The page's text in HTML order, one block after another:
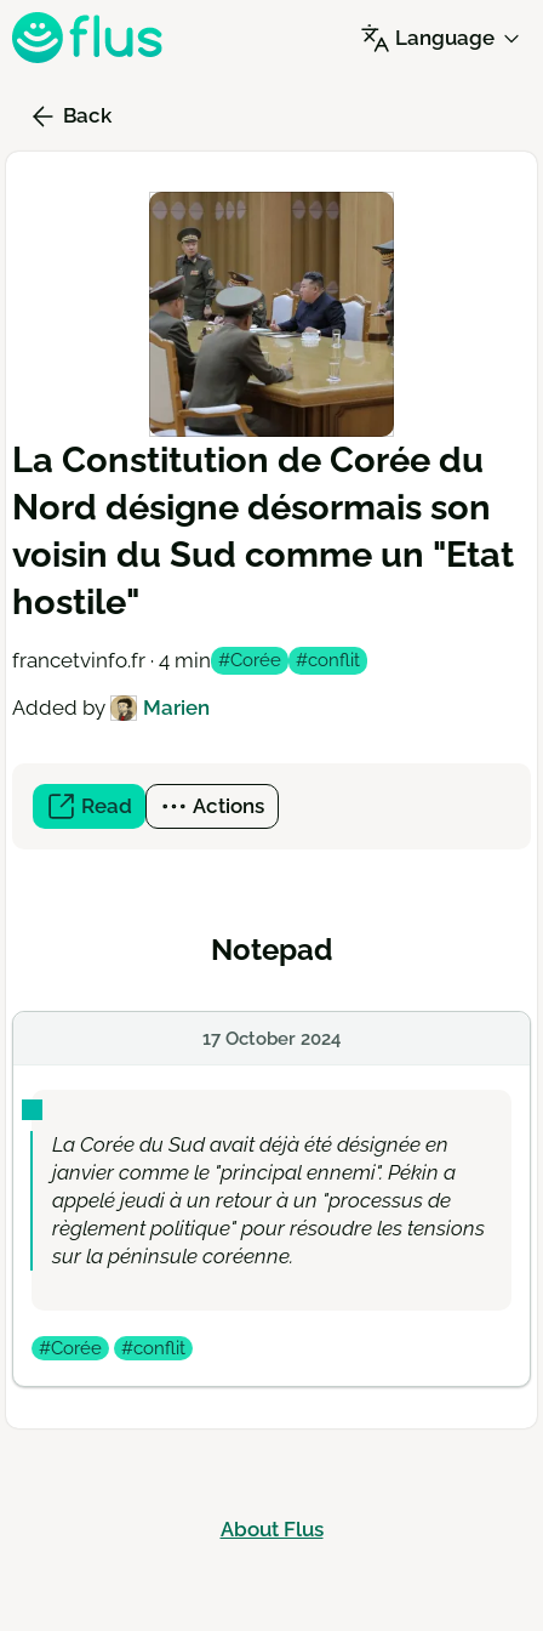
Skip
to
content
Language
Back
La Constitution de Corée du
Nord désigne désormais son
voisin du Sud comme un "Etat
hostile"
francetvinfo.fr · 4 min #Corée #conflit
Added by Marien
Read (open
a
Actions
Notepad
17 October 2024
La Corée du Sud avait déjà été désignée en
janvier comme le "principal ennemi". Pékin a
appelé jeudi à un retour à un "processus de
règlement politique" pour résoudre les tensions
sur la péninsule coréenne.
#Corée #conflit
About Flus